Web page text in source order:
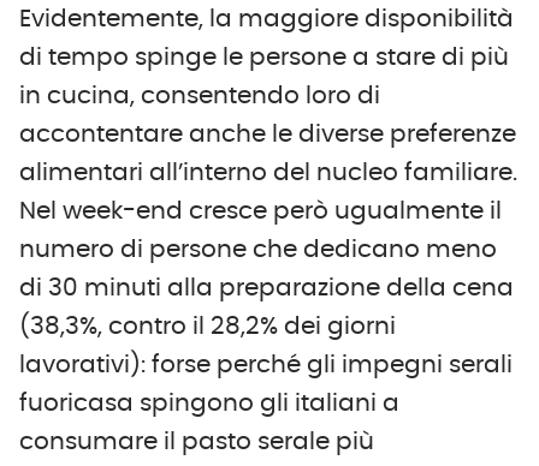
Evidentemente, la maggiore disponibilità
di tempo spinge le persone a stare di più
in cucina, consentendo loro di
accontentare anche le diverse preferenze
alimentari all’interno del nucleo familiare.
Nel week-end cresce però ugualmente il
numero di persone che dedicano meno
di 30 minuti alla preparazione della cena
(38,3%, contro il 28,2% dei giorni
lavorativi): forse perché gli impegni serali
fuoricasa spingono gli italiani a
consumare il pasto serale più